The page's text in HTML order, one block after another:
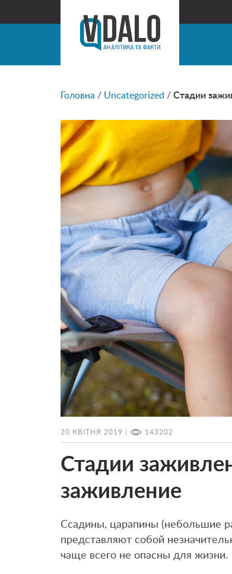
Головна / Uncategorized / Стадии
20 КВІТНЯ 2019 | 143202
Стадии
заживление
Ссадины, царапины (небольшие
представляют собой
чаще всего не опасны для жизни.